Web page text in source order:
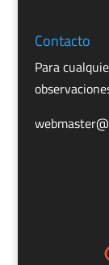
Contacto
Para